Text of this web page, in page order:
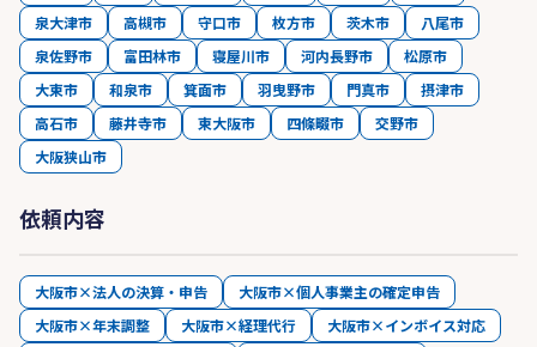
泉大津市
高槻市 守口市 枚方市 茨木市
八尾市
泉佐野市
富田林市 寝屋川市 河内長野市
松原市
大東市
和泉市 箕面市 羽曳野市 門真市
摂津市
高石市
藤井寺市 東大阪市 四條畷市
交野市
大阪狭山市
依頼内容
大阪市×法人の決算・申告
大阪市×個人事業主の確定申告
大阪市×年末調整
大阪市×経理代行
大阪市×インボイス対応